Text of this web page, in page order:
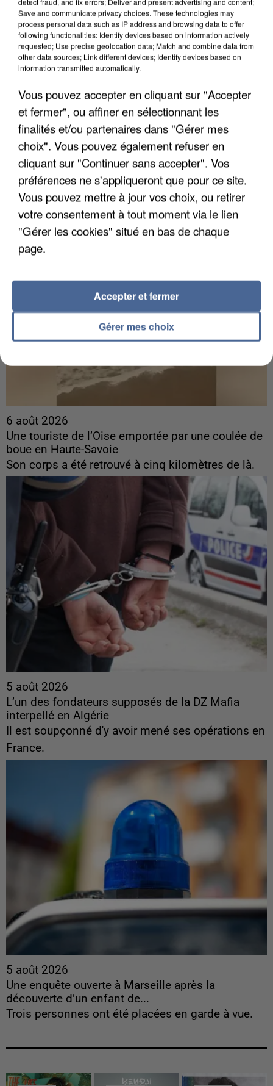
6 août 2026
Gabriel Attal et Raphaël Glucksmann visés par des
ingérences...
Sollicité, Sébastien Lecornu annonce un "travail
commun" avec les partis à la rentrée.
6 août 2026
Une touriste de l’Oise emportée par une coulée de
boue en Haute-Savoie
Son corps a été retrouvé à cinq kilomètres de là.
5 août 2026
L’un des fondateurs supposés de la DZ Mafia
interpellé en Algérie
Il est soupçonné d'y avoir mené ses opérations en
France.
5 août 2026
Une enquête ouverte à Marseille après la
découverte d’un enfant de...
Trois personnes ont été placées en garde à vue.
Save and communicate privacy choices. These technologies may
process personal data such as IP address and browsing data to offer
following functionalities: Identify devices based on information actively
requested; Use precise geolocation data; Match and combine data from
other data sources; Link different devices; Identify devices based on
information transmitted automatically.
Vous pouvez accepter en cliquant sur "Accepter
et fermer", ou affiner en sélectionnant les
finalités et/ou partenaires dans "Gérer mes
choix". Vous pouvez également refuser en
cliquant sur "Continuer sans accepter". Vos
préférences ne s'appliqueront que pour ce site.
Vous pouvez mettre à jour vos choix, ou retirer
votre consentement à tout moment via le lien
"Gérer les cookies" situé en bas de chaque
page.
Gérer mes choix
Accepter et fermer